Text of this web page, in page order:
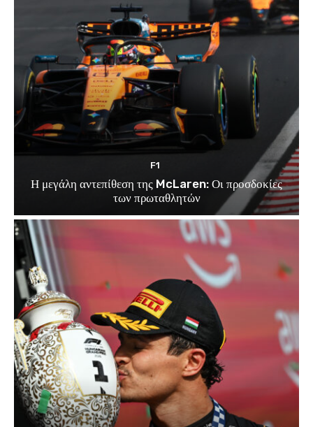
F1
Η μεγάλη αντεπίθεση της McLaren: Οι προσδοκίες
των πρωταθλητών